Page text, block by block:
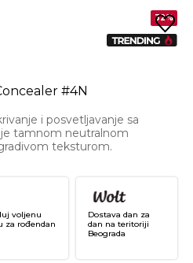
32%
#4N
i posvetljavanje sa
tamnom neutralnom
teksturom.
voljenu
za rođendan
Dostava dan za
dan na teritoriji
Beograda